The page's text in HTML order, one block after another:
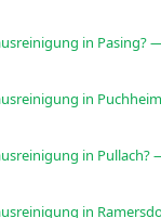
in Pasing?
in
in Pullach?
in